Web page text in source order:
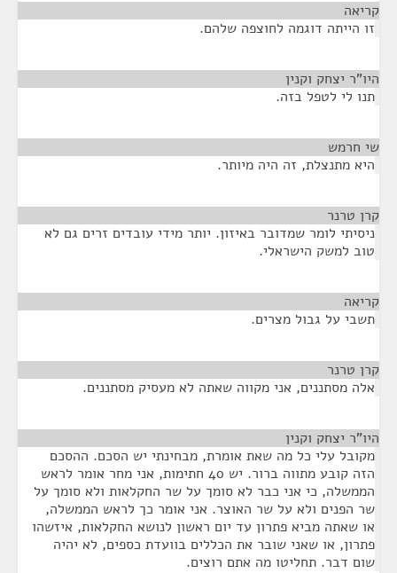
קריאה
זו הייתה דוגמה לחוצפה שלהם.
היו"ר יצחק וקנין
תנו לי לטפל בזה.
שי חרמש
היא מתנצלת, זה היה מיותר.
קרן טרנר
ניסיתי לומר שמדובר באיזון. יותר מידי עובדים זרים גם לא
טוב למשק הישראלי.
קריאה
תשבי על גבול מצרים.
קרן טרנר
אלה מסתננים, אני מקווה שאתה לא מעסיק מסתננים.
היו"ר יצחק וקנין
מקובל עלי כל מה שאת אומרת, מבחינתי יש הסכם. ההסכם
הזה קובע מתווה ברור. יש 40 חתימות, אני מחר אומר לראש
הממשלה, כי אני כבר לא סומך על שר החקלאות ולא סומך על
שר הפנים ולא על שר האוצר. אני אומר כך לראש הממשלה,
או שאתה מביא פתרון עד יום ראשון לנושא החקלאות, איזשהו
פתרון, או שאני שובר את הכללים בוועדת כספים, לא יהיה
שום דבר. תחליטו מה אתם רוצים.